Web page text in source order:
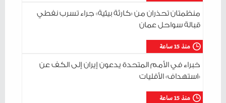
منذ 15 ساعة
منظمتان تحذران من «كارثة بيئية» جراء تسرب نفطي
قبالة سواحل عمان
منذ 15 ساعة
خبراء في الأمم المتحدة يدعون إيران إلى الكف عن
«استهداف» الأقليات